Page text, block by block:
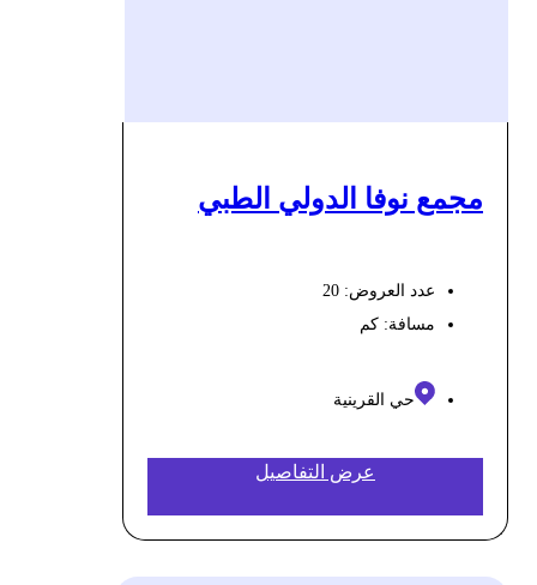
مجمع نوفا الدولي الطبي
عدد العروض: 20
مسافة:كم
حي القرينية
عرض التفاصيل